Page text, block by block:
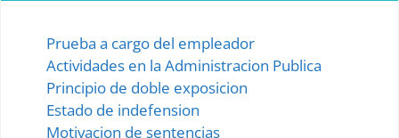
Prueba a cargo del empleador
Actividades en la Administracion Publica
Principio de doble exposicion
Estado de indefension
Motivacion de sentencias